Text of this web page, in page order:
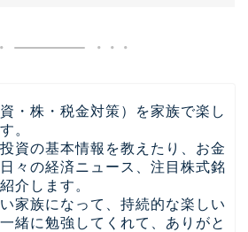
・株・税金対策）を家族で楽し
。
資の基本情報を教えたり、お金
々の経済ニュース、注目株式銘
介します。
家族になって、持続的な楽しい
緒に勉強してくれて、ありがと